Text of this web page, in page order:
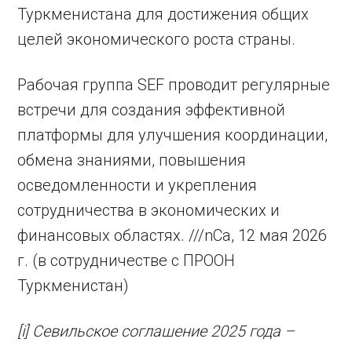
Туркменистана для достижения общих
целей экономического роста страны.
Рабочая группа SEF проводит регулярные
встречи для создания эффективной
платформы для улучшения координации,
обмена знаниями, повышения
осведомленности и укрепления
сотрудничества в экономических и
финансовых областях. ///nCa, 12 мая 2026
г. (в сотрудничестве с ПРООН
Туркменистан)
[i] Севильское соглашение 2025 года –